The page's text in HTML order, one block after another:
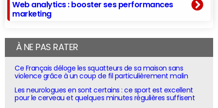
Web analytics : booster ses performances
marketing
À NE PAS RATER
Ce Français déloge les squatteurs de sa maison sans
violence grâce à un coup de fil particulièrement malin
Les neurologues en sont certains : ce sport est excellent
pour le cerveau et quelques minutes régulières suffisent